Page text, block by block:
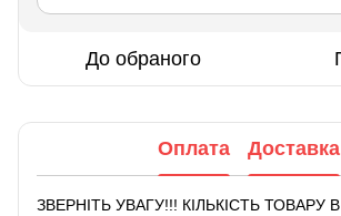
До обраного
Оплата Доставка
ЗВЕРНІТЬ УВАГУ!!! КІЛЬКІСТЬ ТОВАРУ